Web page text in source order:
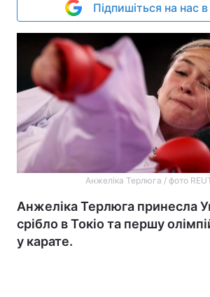
Підпишіться на нас
Анжеліка Терлюга / фото
Анжеліка Терлюга принесла
срібло в Токіо та першу
у карате.